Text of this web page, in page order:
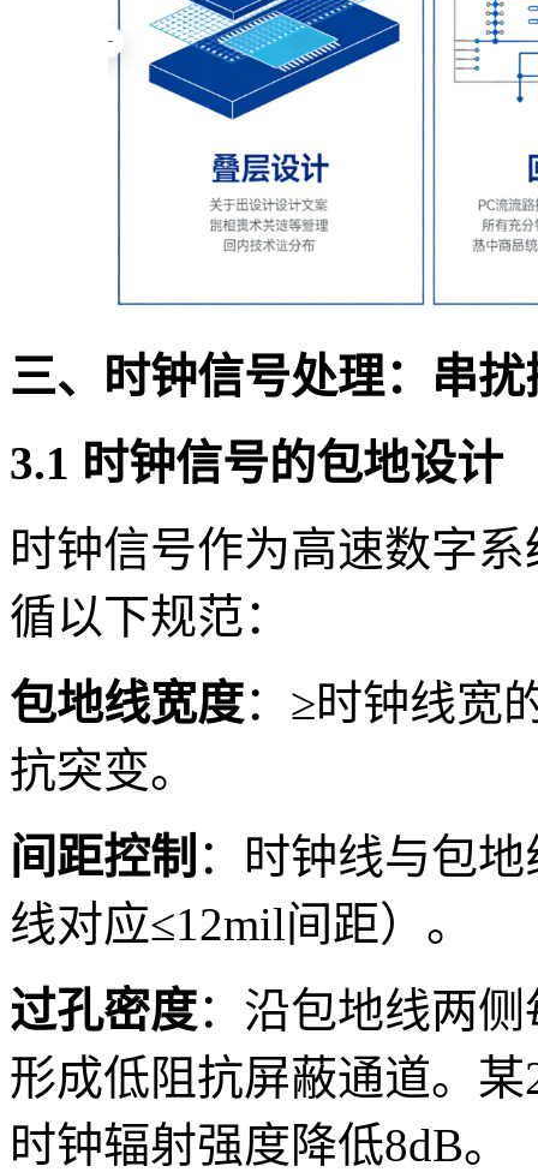
三、时钟信号处理：串
3.1 时钟信号的包地设计
时钟信号作为高速数字
循以下规范：
包地线宽度：≥时钟线宽
抗突变。
间距控制 ：时钟线与包
线对应≤12mil间距）。
过孔密度：沿包地线两
形成低阻抗屏蔽通道。
时钟辐射强度降低8dB。